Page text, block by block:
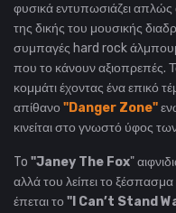
φυσικά εντυπωσιάζει
της δικής του μουσικής
συμπαγές hard rock άλμπουμ
που το κάνουν αξιοπρεπές.
κομμάτι έχοντας ένα επικό
απίθανο "Danger Zone"
κινείται στο γνωστό ύφος
To "Janey The Fox"
αλλά του λείπει το ξέσπασμα
έπεται το "I Can’t Stand